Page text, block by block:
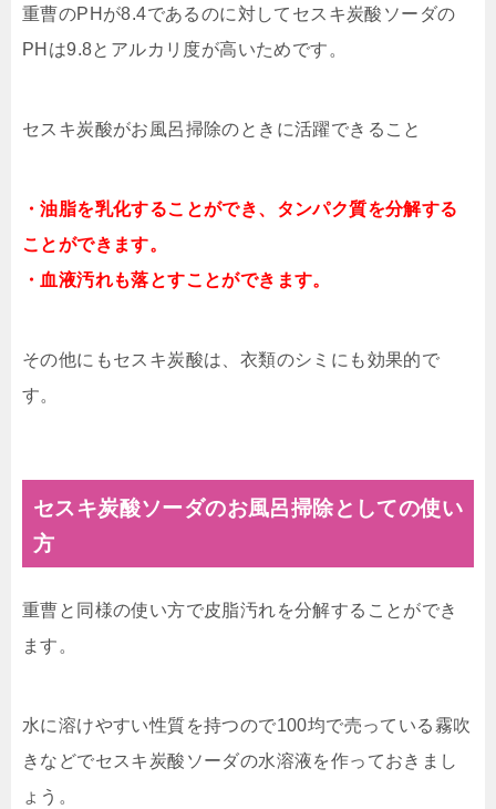
重曹のPHが8.4であるのに対してセスキ炭酸ソーダの
PHは9.8とアルカリ度が高いためです。
セスキ炭酸がお風呂掃除のときに活躍できること
・油脂を乳化することができ、タンパク質を分解する
ことができます。
・血液汚れも落とすことができます。
その他にもセスキ炭酸は、衣類のシミにも効果的で
す。
セスキ炭酸ソーダのお風呂掃除としての使い
方
重曹と同様の使い方で皮脂汚れを分解することができ
ます。
水に溶けやすい性質を持つので100均で売っている霧吹
きなどでセスキ炭酸ソーダの水溶液を作っておきまし
ょう。